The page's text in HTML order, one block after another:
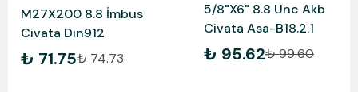
M27X200 8.8 İmbus
Civata Dın912
₺ 71.75₺ 74.73
5/8"X6" 8.8 Unc Akb
Civata Asa-B18.2.1
₺ 95.62₺ 99.60